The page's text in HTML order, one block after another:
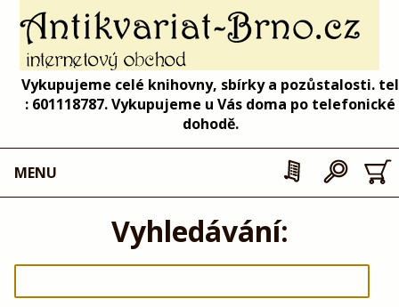
Vykupujeme celé knihovny, sbírky a pozůstalosti. tel
: 601118787. Vykupujeme u Vás doma po telefonické
dohodě.
MENU
Vyhledávání: